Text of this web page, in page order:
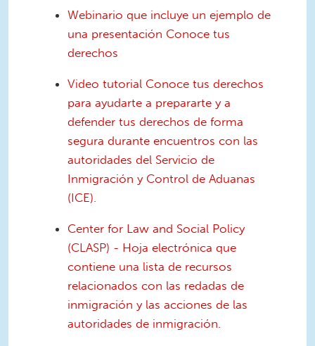
Webinario que incluye un ejemplo de
una presentación Conoce tus
derechos
Video tutorial Conoce tus derechos
para ayudarte a prepararte y a
defender tus derechos de forma
segura durante encuentros con las
autoridades del Servicio de
Inmigración y Control de Aduanas
(ICE).
Center for Law and Social Policy
(CLASP) - Hoja electrónica que
contiene una lista de recursos
relacionados con las redadas de
inmigración y las acciones de las
autoridades de inmigración.